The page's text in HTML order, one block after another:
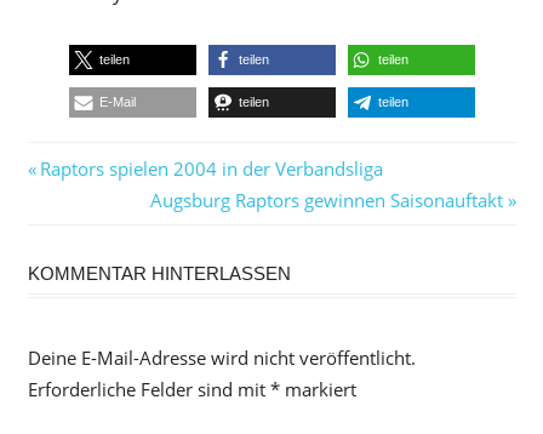
teilen teilen teilen
E-Mail teilen teilen
Beitragsnavigation
Vorheriger
Raptors spielen 2004 in der Verbandsliga
Nächster
Augsburg Raptors gewinnen Saisonauftakt
KOMMENTAR HINTERLASSEN
Deine E-Mail-Adresse wird nicht veröffentlicht.
Erforderliche Felder sind mit *markiert